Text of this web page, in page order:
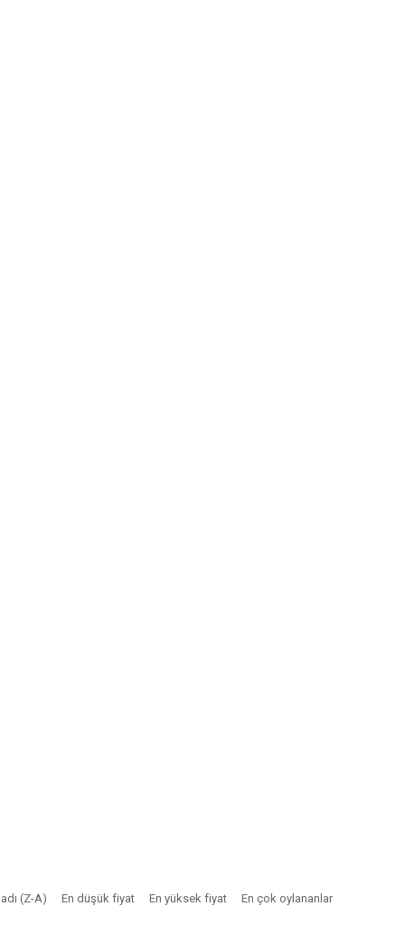
(Z-A) En düşük fiyat En yüksek fiyat En çok oylananlar